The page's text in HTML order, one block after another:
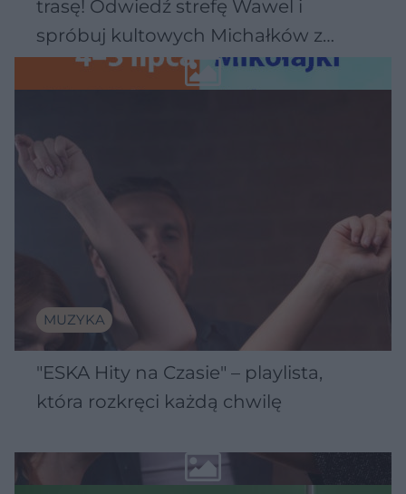
trasę! Odwiedź strefę Wawel i
spróbuj kultowych Michałków z
Wawelu
MUZYKA
"ESKA Hity na Czasie" – playlista,
która rozkręci każdą chwilę